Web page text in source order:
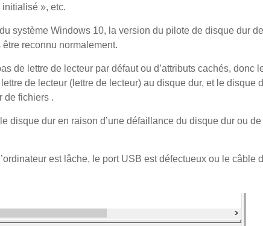
», etc.
système Windows 10, la version du pilote de disque dur
reconnu normalement.
de lettre de lecteur par défaut ou d’attributs cachés, donc
de lecteur (lettre de lecteur) au disque dur, et le disque
de fichiers .
disque dur en raison d’une défaillance du disque dur ou
est lâche, le port USB est défectueux ou le câble